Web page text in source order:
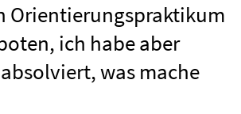
Orientierungspraktikum
ich habe aber
was mache